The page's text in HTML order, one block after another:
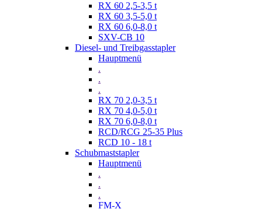
RX 60 2,5-3,5 t
RX 60 3,5-5,0 t
RX 60 6,0-8,0 t
SXV-CB 10
Diesel- und Treibgasstapler
Hauptmenü
.
.
.
RX 70 2,0-3,5 t
RX 70 4,0-5,0 t
RX 70 6,0-8,0 t
RCD/RCG 25-35 Plus
RCD 10 - 18 t
Schubmaststapler
Hauptmenü
.
.
.
FM-X